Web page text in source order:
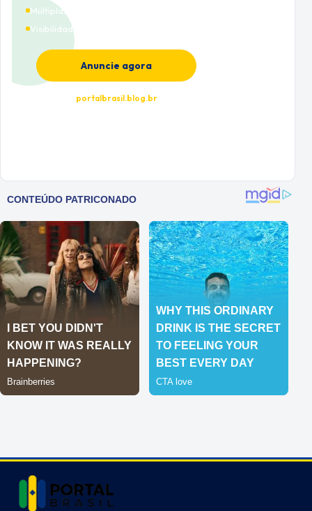
Múltiplas categorias
Visibilidade premium
Anuncie agora
portalbrasil.blog.br